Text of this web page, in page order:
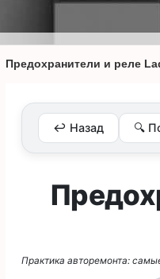
Предохранители и реле
↩️ Назад 🔍
Практика авторемонта: